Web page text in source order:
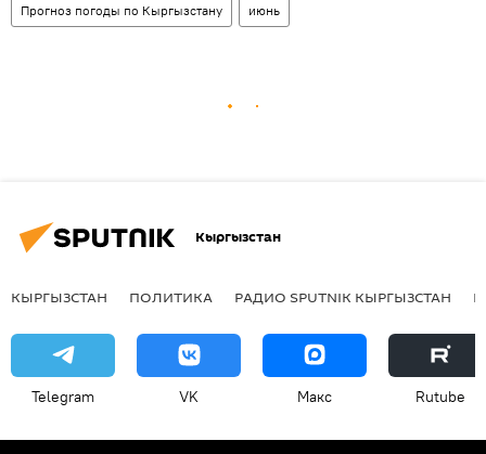
Прогноз погоды по Кыргызстану июнь
Кыргызстан
КЫРГЫЗСТАН ПОЛИТИКА РАДИО SPUTNIK КЫРГЫЗСТАН
Telegram VK Макс Rutube